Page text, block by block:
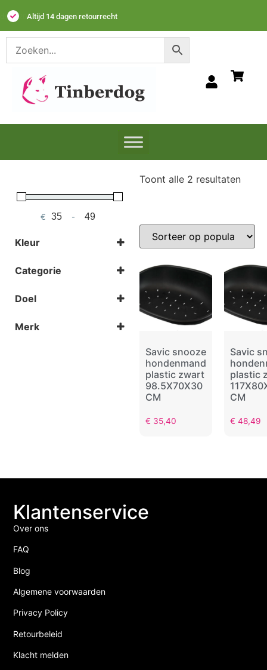
Dierenvrienden sinds 2020
€ Minimum Price
-Maximum Price
Kleur
Zwart
Categorie
Doel
Merk
Toont alle 2 resultaten
Savic snooze
hondenmand
plastic zwart
98.5X70X30
CM
€ 35,40
Savic
plastic
CM
€ 48,49
Klantenservice
Over ons
FAQ
Blog
Algemene voorwaarden
Privacy Policy
Retourbeleid
Klacht melden